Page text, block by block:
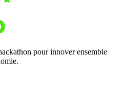
pour innover ensemble